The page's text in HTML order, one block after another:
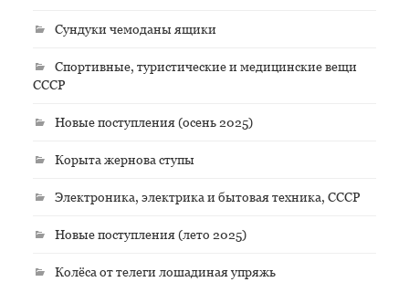
Сундуки чемоданы ящики
Спортивные, туристические и медицинские вещи
СССР
Новые поступления (осень 2025)
Корыта жернова ступы
Электроника, электрика и бытовая техника, СССР
Новые поступления (лето 2025)
Колёса от телеги лошадиная упряжь